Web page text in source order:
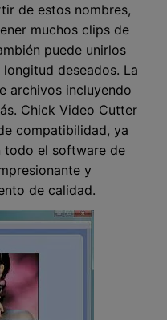
de estos nombres,
muchos clips de
puede unirlos
deseados. La
archivos incluyendo
Chick Video Cutter
compatibilidad, ya
todo el software de
y
de calidad.